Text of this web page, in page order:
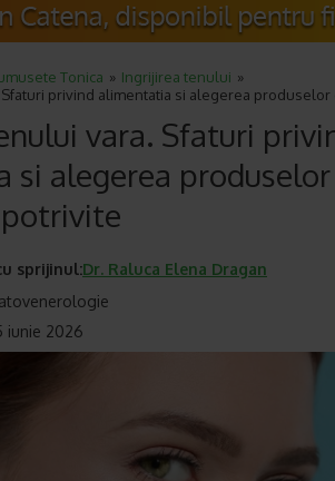
Tonica
Ingrijirea tenului
privind alimentatia si alegerea produselor
vara. Sfaturi
si alegerea produselor
sprijinul:Dr. Raluca Elena Dragan
iunie 2026